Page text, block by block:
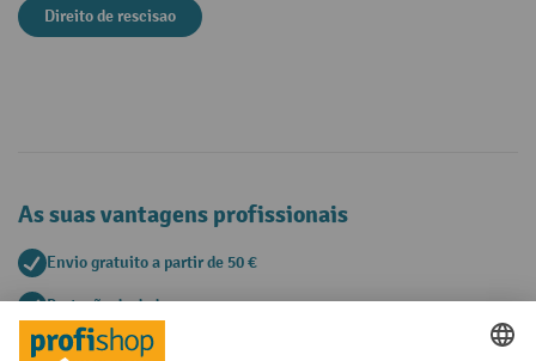
Direito de rescisao
As suas vantagens profissionais
Envio gratuito a partir de 50 €
Proteção de dados segura
Aconselhamento pessoal de compra